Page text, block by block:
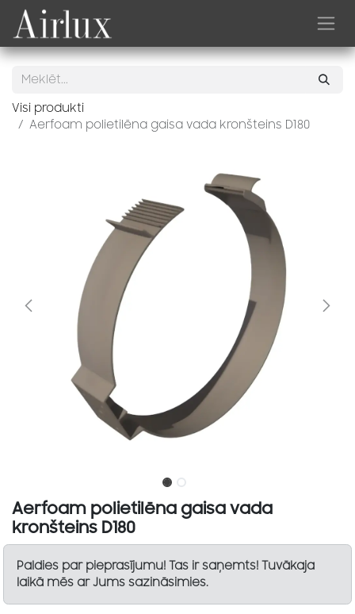
Skip to Content
Visi produkti
Aerfoam polietilēna gaisa vada kronšteins D180
Aerfoam polietilēna gaisa vada
kronšteins D180
Paldies par pieprasījumu! Tas ir saņemts! Tuvākaja
laikā mēs ar Jums sazināsimies.